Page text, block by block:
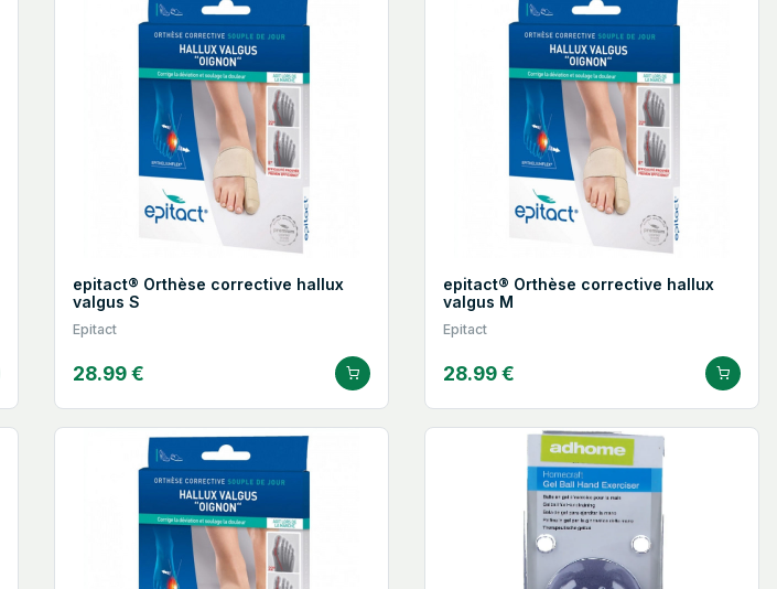
epitact® Orthèse corrective hallux
valgus S
Epitact
28.99 €
epitact® Orthèse corrective hallux
valgus M
Epitact
28.99 €